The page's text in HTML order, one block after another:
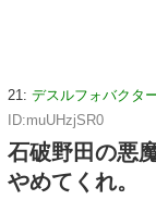
21: デスルフォバクタ
ID:muUHzjSR0
石破野田の悪
やめてくれ。